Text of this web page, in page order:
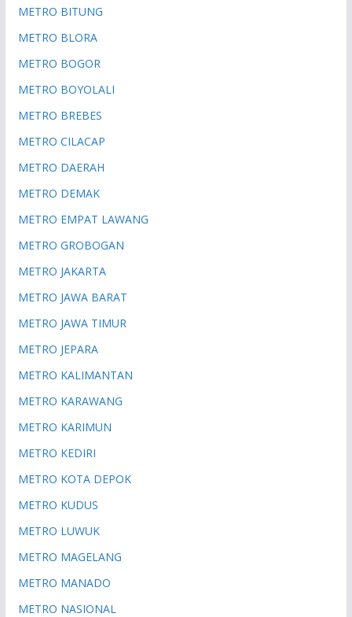
METRO BITUNG
METRO BLORA
METRO BOGOR
METRO BOYOLALI
METRO BREBES
METRO CILACAP
METRO DAERAH
METRO DEMAK
METRO EMPAT LAWANG
METRO GROBOGAN
METRO JAKARTA
METRO JAWA BARAT
METRO JAWA TIMUR
METRO JEPARA
METRO KALIMANTAN
METRO KARAWANG
METRO KARIMUN
METRO KEDIRI
METRO KOTA DEPOK
METRO KUDUS
METRO LUWUK
METRO MAGELANG
METRO MANADO
METRO NASIONAL